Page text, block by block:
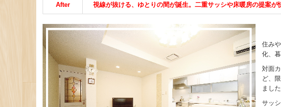
After 視線が抜ける、ゆとりの間が誕生。二重サッシや床暖房の提案が
住み
化、
対面
ど、
ました
サッ